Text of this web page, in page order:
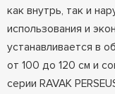
как внутрь, так и
использования и
устанавливается в
от 100 до 120 см и
серии RAVAK